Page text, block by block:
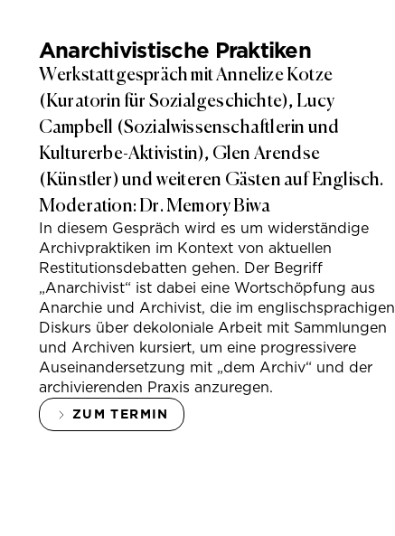
Anarchivistische Praktiken
Werkstattgespräch mit Annelize Kotze
(Kuratorin für Sozialgeschichte), Lucy
Campbell (Sozialwissenschaftlerin und
Kulturerbe-Aktivistin), Glen Arendse
(Künstler) und weiteren Gästen auf Englisch.
Moderation: Dr. Memory Biwa
In diesem Gespräch wird es um widerständige
Archivpraktiken im Kontext von aktuellen
Restitutionsdebatten gehen. Der Begriff
„Anarchivist“ ist dabei eine Wortschöpfung aus
Anarchie und Archivist, die im englischsprachigen
Diskurs über dekoloniale Arbeit mit Sammlungen
und Archiven kursiert, um eine progressivere
Auseinandersetzung mit „dem Archiv“ und der
archivierenden Praxis anzuregen.
ZUM TERMIN